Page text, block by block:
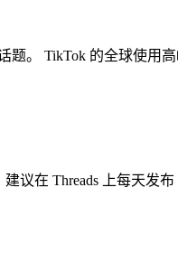
题。 TikTok 的全球使用
议在 Threads 上每天发